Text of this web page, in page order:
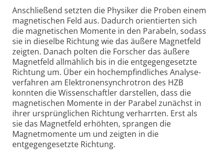
Anschließend setzten die Physiker die Proben einem
magnetischen Feld aus. Dadurch orientierten sich
die magnetischen Momente in den Parabeln, sodass
sie in dieselbe Richtung wie das äußere Magnetfeld
zeigten. Danach polten die Forscher das äußere
Magnetfeld allmählich bis in die entgegengesetzte
Richtung um. Über ein hochempfindliches Analyse­
verfahren am Elektronen­synchrotron des HZB
konnten die Wissenschaftler darstellen, dass die
magnetischen Momente in der Parabel zunächst in
ihrer ursprünglichen Richtung verharrten. Erst als
sie das Magnetfeld erhöhten, sprangen die
Magnetmomente um und zeigten in die
entgegengesetzte Richtung.